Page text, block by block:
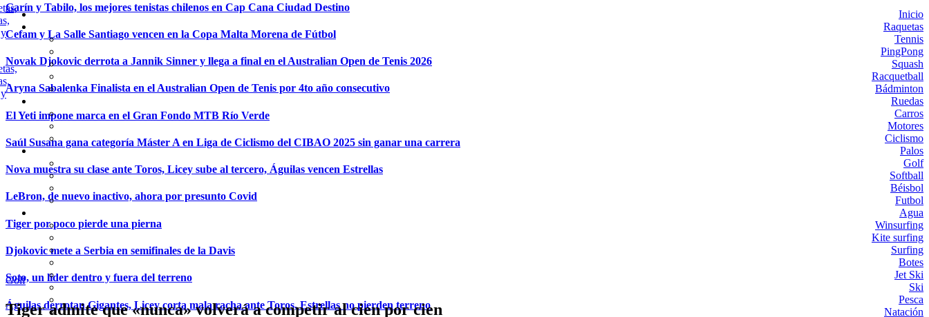
Garín y Tabilo, los mejores tenistas chilenos en Cap Cana Ciudad Destino
Cefam y La Salle Santiago vencen en la Copa Malta Morena de Fútbol
Novak Djokovic derrota a Jannik Sinner y llega a final en el Australian Open de Tenis 2026
Aryna Sabalenka Finalista en el Australian Open de Tenis por 4to año consecutivo
El Yeti impone marca en el Gran Fondo MTB Río Verde
Saúl Susana gana categoría Máster A en Liga de Ciclismo del CIBAO 2025 sin ganar una carrera
Nova muestra su clase ante Toros, Licey sube al tercero, Águilas vencen Estrellas
LeBron, de nuevo inactivo, ahora por presunto Covid
Tiger por poco pierde una pierna
Djokovic mete a Serbia en semifinales de la Davis
Soto, un líder dentro y fuera del terreno
Águilas derrotan Gigantes, Licey corta mala racha ante Toros, Estrellas no pierden terreno
Inicio
Raquetas
Tennis
PingPong
Squash
Racquetball
Bádminton
Ruedas
Carros
Motores
Ciclismo
Palos
Golf
Softball
Béisbol
Futbol
Agua
Winsurfing
Kite surfing
Surfing
Botes
Jet Ski
Ski
Pesca
Natación
Golf
Tiger admite que «nunca» volverá a competir al cien por cien